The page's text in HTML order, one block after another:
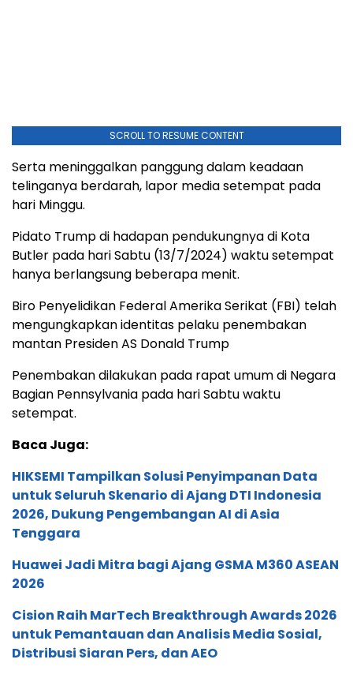
SCROLL TO RESUME CONTENT
Serta meninggalkan panggung dalam keadaan
telinganya berdarah, lapor media setempat pada
hari Minggu.
Pidato Trump di hadapan pendukungnya di Kota
Butler pada hari Sabtu (13/7/2024) waktu setempat
hanya berlangsung beberapa menit.
Biro Penyelidikan Federal Amerika Serikat (FBI) telah
mengungkapkan identitas pelaku penembakan
mantan Presiden AS Donald Trump
Penembakan dilakukan pada rapat umum di Negara
Bagian Pennsylvania pada hari Sabtu waktu
setempat.
Baca Juga:
HIKSEMI Tampilkan Solusi Penyimpanan Data
untuk Seluruh Skenario di Ajang DTI Indonesia
2026, Dukung Pengembangan AI di Asia
Tenggara
Huawei Jadi Mitra bagi Ajang GSMA M360 ASEAN
2026
Cision Raih MarTech Breakthrough Awards 2026
untuk Pemantauan dan Analisis Media Sosial,
Distribusi Siaran Pers, dan AEO